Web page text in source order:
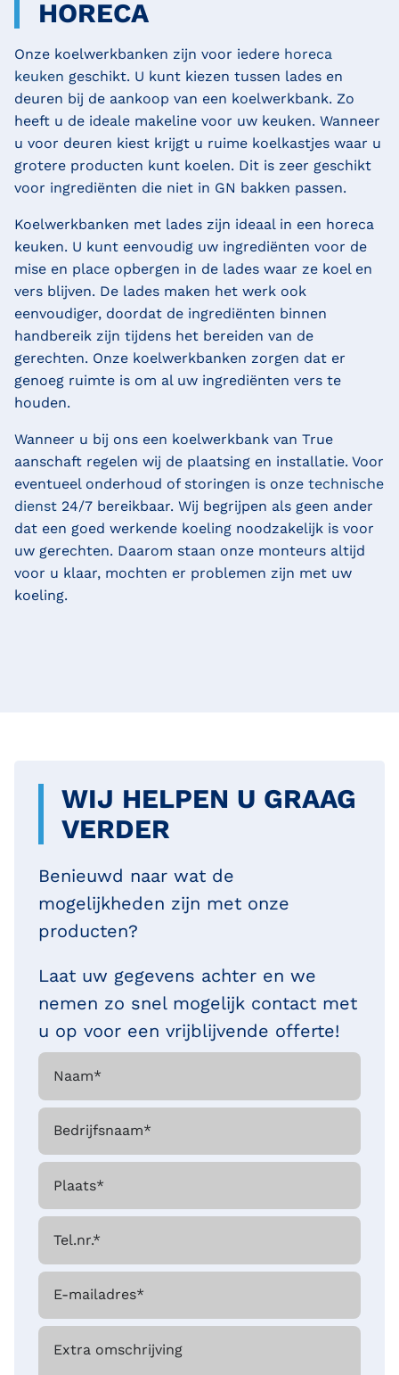
HORECA
Onze koelwerkbanken zijn voor iedere horeca
keuken geschikt. U kunt kiezen tussen lades en
deuren bij de aankoop van een koelwerkbank. Zo
heeft u de ideale makeline voor uw keuken. Wanneer
u voor deuren kiest krijgt u ruime koelkastjes waar u
grotere producten kunt koelen. Dit is zeer geschikt
voor ingrediënten die niet in GN bakken passen.
Koelwerkbanken met lades zijn ideaal in een horeca
keuken. U kunt eenvoudig uw ingrediënten voor de
mise en place opbergen in de lades waar ze koel en
vers blijven. De lades maken het werk ook
eenvoudiger, doordat de ingrediënten binnen
handbereik zijn tijdens het bereiden van de
gerechten. Onze koelwerkbanken zorgen dat er
genoeg ruimte is om al uw ingrediënten vers te
houden.
Wanneer u bij ons een koelwerkbank van True
aanschaft regelen wij de plaatsing en installatie. Voor
eventueel onderhoud of storingen is onze technische
dienst 24/7 bereikbaar. Wij begrijpen als geen ander
dat een goed werkende koeling noodzakelijk is voor
uw gerechten. Daarom staan onze monteurs altijd
voor u klaar, mochten er problemen zijn met uw
koeling.
WIJ HELPEN U GRAAG
VERDER
Benieuwd naar wat de
mogelijkheden zijn met onze
producten?
Laat uw gegevens achter en we
nemen zo snel mogelijk contact met
u op voor een vrijblijvende offerte!
Naam*
Bedrijfsnaam*
Plaats*
Tel.nr.*
E-mailadres*
Extra omschrijving